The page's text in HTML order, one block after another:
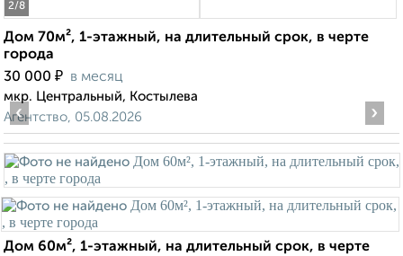
2/8
Дом 70м², 1-этажный, на длительный срок, в черте
города
30 000 ₽ в месяц
мкр. Центральный, Костылева
Агентство, 05.08.2026
‹ ›
Дом 60м², 1-этажный, на длительный срок, в черте